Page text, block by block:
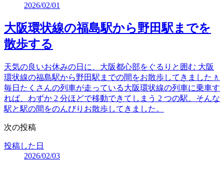
2026/02/01
大阪環状線の福島駅から野田駅までを
散歩する
天気の良いお休みの日に、大阪都心部をぐるりと囲む 大阪
環状線の福島駅から野田駅までの間をお散歩してきました🚶
毎日たくさんの列車が走っている大阪環状線の列車に乗車す
れば、わずか 2 分ほどで移動できてしまう 2 つの駅。そんな
駅と駅の間をのんびりお散歩してきました。
次の投稿
投稿した日
2026/02/03